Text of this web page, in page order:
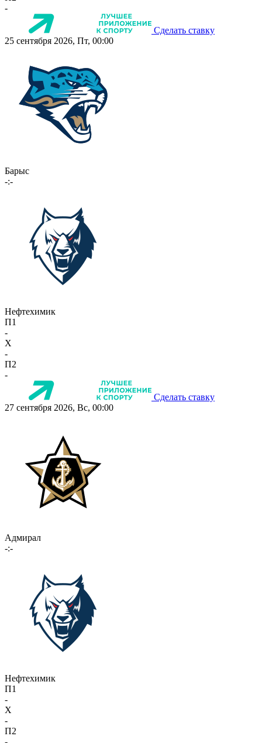
-
Сделать ставку
25 сентября 2026, Пт, 00:00
Барыс
-:-
Нефтехимик
П1
-
X
-
П2
-
Сделать ставку
27 сентября 2026, Вс, 00:00
Адмирал
-:-
Нефтехимик
П1
-
X
-
П2